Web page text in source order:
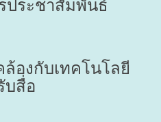
ประชาสัมพันธ์
องกับเทคโนโลยี
บสื่อ